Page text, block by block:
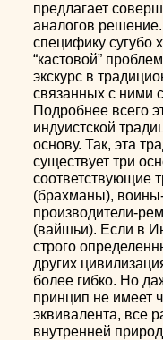
предлагает
аналогов
специфику сугубо
“кастовой”
экскурс в
связанных с ними
Подробнее всего
индуистской
основу. Так, эта
существует три
соответствующие
(брахманы),
производители-
(вайшьи). Если в
строго
других
более гибко. Но
принцип не имеет
эквивалента, все
внутренней